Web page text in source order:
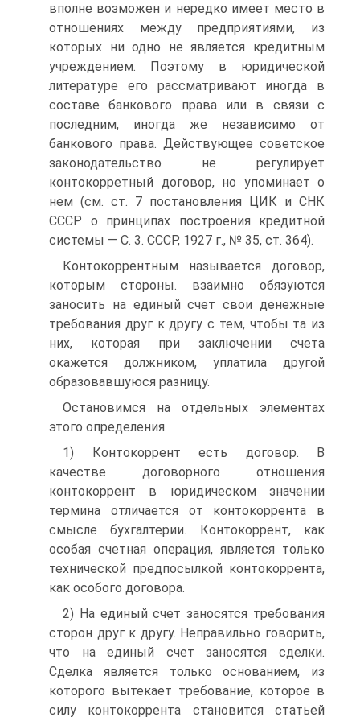
вполне возможен и нередко имеет место в
отношениях между предприятиями, из
которых ни одно не является кредитным
учреждением. Поэтому в юридической
литературе его рассматривают иногда в
составе банкового права или в связи с
последним, иногда же независимо от
банкового права. Действующее советское
законодательство не регулирует
контокорретный договор, но упоминает о
нем (см. ст. 7 постановления ЦИК и СНК
СССР о принципах построения кредитной
системы — С. 3. СССР, 1927 г., № 35, ст. 364).
Контокоррентным называется договор,
которым стороны. взаимно обязуются
заносить на единый счет свои денежные
требования друг к другу с тем, чтобы та из
них, которая при заключении счета
окажется должником, уплатила другой
образовавшуюся разницу.
Остановимся на отдельных элементах
этого определения.
1) Контокоррент есть договор. В
качестве договорного отношения
контокоррент в юридическом значении
термина отличается от контокоррента в
смысле бухгалтерии. Контокоррент, как
особая счетная операция, является только
технической предпосылкой контокоррента,
как особого договора.
2) На единый счет заносятся требования
сторон друг к другу. Неправильно говорить,
что на единый счет заносятся сделки.
Сделка является только основанием, из
которого вытекает требование, которое в
силу контокоррента становится статьей